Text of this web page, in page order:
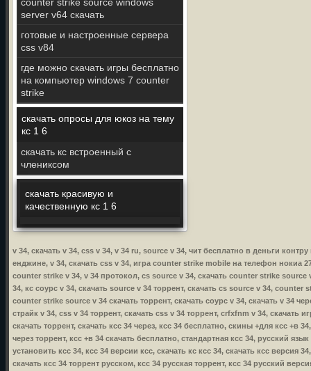
server v64 скачать
готовые и настроенные сервера
css v84
где можно скачать игры бесплатно
на компьютер windows 7 counter
strike
скачать опросы для юкоз на тему
кс 1 6
скачать кс встроенный с
члениксом
скачать красивую и
качественную кс 1 6
v 34, скачать v 34, css v 34, v 34 ru, source v 34, чит бесплатно в деньги
енджине, v 34, скачать css v 34, игра counter strike mobile на телефон нокиа
counter strike v 34, v 34 протокол, cs source v 34, скачать counter strike
34, кс соурс v 34, скачать source v 34 торрент, скачать cs source v 34,
counter strike source v 34 скачать торрент, скачать соурс v 34, скачать v 34
страйк v 34, css v 34 торрент, скачать css v 34 торрент, crfxfnm v 34, скачать
скачать торрент, скачать ксс 34 через, ксс 34 бесплатно, скины +для ксс +в
через торрент, ксс +в 34 скачать бесплатно, стандартная ксс 34, русский
установить ксс 34, ксс 34 версии ксс, скачать кс ксс 34, скачать ксс версия
скачать ксс 34 торрент русском, ксс 34 русская торрент, ксс 34 русский